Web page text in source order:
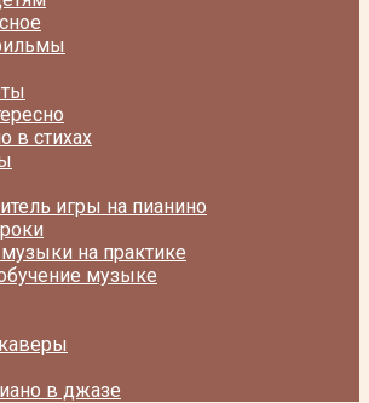
в стихах
игры на пианино
на практике
музыке
в джазе